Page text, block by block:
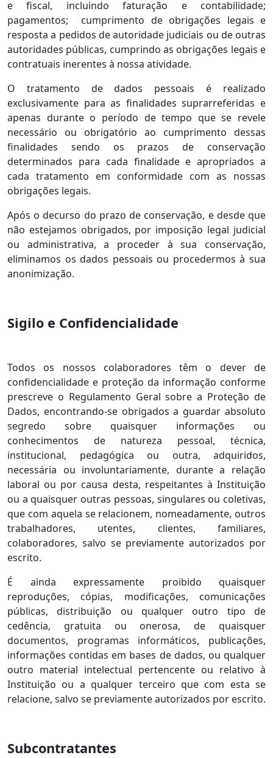
e fiscal, incluindo faturação e contabilidade;
pagamentos; cumprimento de obrigações legais e
resposta a pedidos de autoridade judiciais ou de outras
autoridades públicas, cumprindo as obrigações legais e
contratuais inerentes à nossa atividade.
O tratamento de dados pessoais é realizado
exclusivamente para as finalidades suprarreferidas e
apenas durante o período de tempo que se revele
necessário ou obrigatório ao cumprimento dessas
finalidades sendo os prazos de conservação
determinados para cada finalidade e apropriados a
cada tratamento em conformidade com as nossas
obrigações legais.
Após o decurso do prazo de conservação, e desde que
não estejamos obrigados, por imposição legal judicial
ou administrativa, a proceder à sua conservação,
eliminamos os dados pessoais ou procedermos à sua
anonimização.
Sigilo e Confidencialidade
Todos os nossos colaboradores têm o dever de
confidencialidade e proteção da informação conforme
prescreve o Regulamento Geral sobre a Proteção de
Dados, encontrando-se obrigados a guardar absoluto
segredo sobre quaisquer informações ou
conhecimentos de natureza pessoal, técnica,
institucional, pedagógica ou outra, adquiridos,
necessária ou involuntariamente, durante a relação
laboral ou por causa desta, respeitantes à Instituição
ou a quaisquer outras pessoas, singulares ou coletivas,
que com aquela se relacionem, nomeadamente, outros
trabalhadores, utentes, clientes, familiares,
colaboradores, salvo se previamente autorizados por
escrito.
É ainda expressamente proibido quaisquer
reproduções, cópias, modificações, comunicações
públicas, distribuição ou qualquer outro tipo de
cedência, gratuita ou onerosa, de quaisquer
documentos, programas informáticos, publicações,
informações contidas em bases de dados, ou qualquer
outro material intelectual pertencente ou relativo à
Instituição ou a qualquer terceiro que com esta se
relacione, salvo se previamente autorizados por escrito.
Subcontratantes